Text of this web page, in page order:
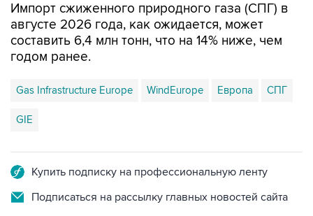
Импорт сжиженного природного газа (СПГ) в
августе 2026 года, как ожидается, может
составить 6,4 млн тонн, что на 14% ниже, чем
годом ранее.
Gas Infrastructure Europe WindEurope Европа СПГ
GIE
Купить подписку на профессиональную ленту
Подписаться на рассылку главных новостей сайта